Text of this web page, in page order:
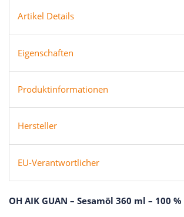
Artikel Details
Eigenschaften
Produktinformationen
Hersteller
EU-Verantwortlicher
OH AIK GUAN – Sesamöl 360 ml – 100